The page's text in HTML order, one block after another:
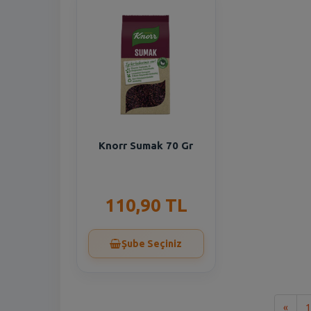
Knorr Sumak 70 Gr
110,90 TL
Şube Seçiniz
« 1